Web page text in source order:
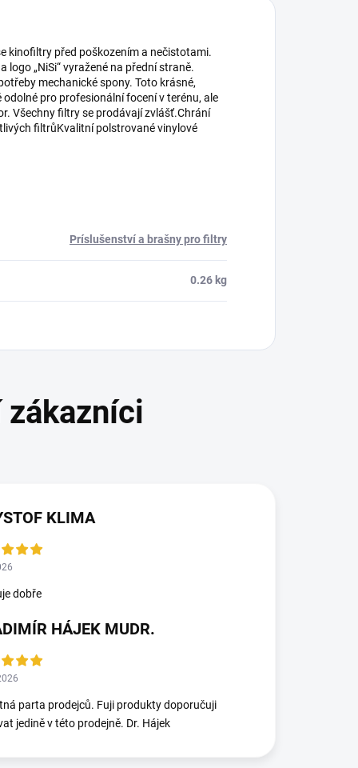
kinofiltry před poškozením a nečistotami.
„NiSi“ vyražené na přední straně.
mechanické spony. Toto krásné,
pro profesionální focení v terénu, ale
Všechny filtry se prodávají zvlášť.Chrání
filtrůKvalitní polstrované vinylové
Príslušenství a brašny pro filtry
0.26 kg
KLIMA
dobře
HÁJEK MUDR.
parta prodejců. Fuji produkty doporučuji
jedině v této prodejně. Dr. Hájek